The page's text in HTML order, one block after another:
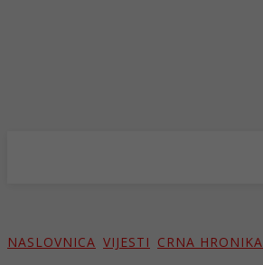
NASLOVNICA VIJESTI CRNA HRONIKA